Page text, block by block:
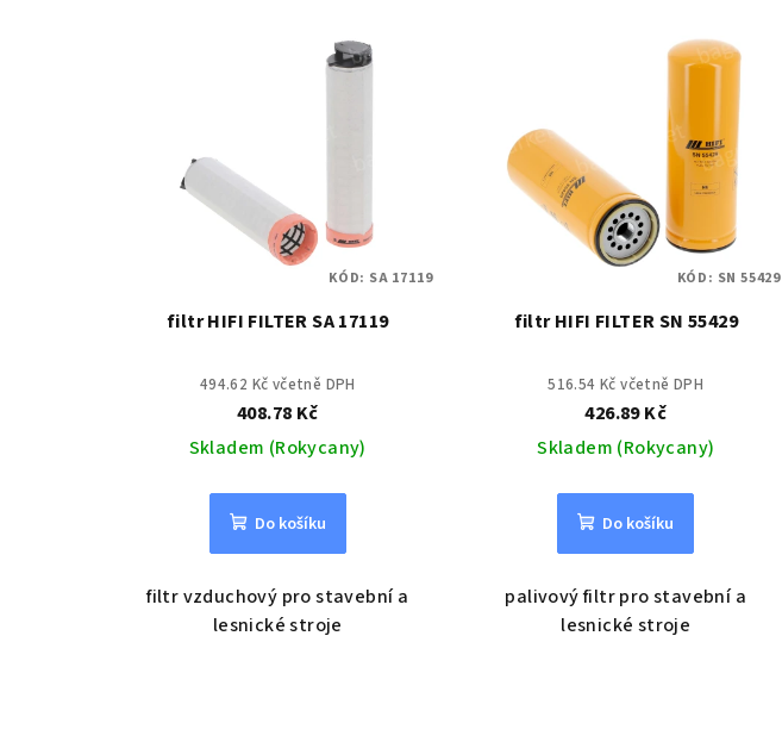
filtr HIFI FILTER SA 17119
494.62 Kč včetně DPH
408.78 Kč
Skladem (Rokycany)
Do košíku
filtr vzduchový pro stavební a
lesnické stroje
KÓD: SA 17119
filtr HIFI FILTER SN 55429
516.54 Kč včetně DPH
426.89 Kč
Skladem (Rokycany)
Do košíku
palivový filtr pro stavební a
lesnické stroje
KÓD: SN 55429